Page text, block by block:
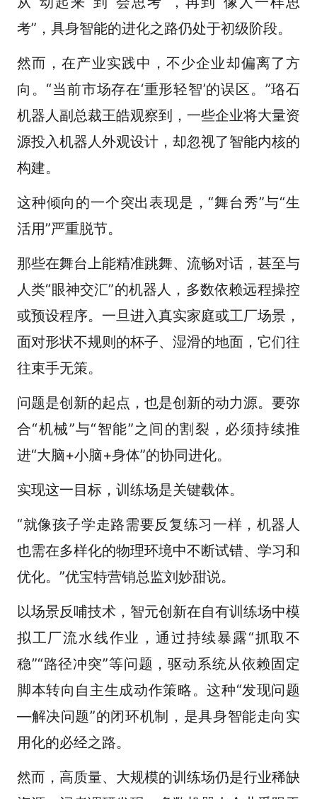
考”，具身智能的进化之路仍处于初级阶段。
然而，在产业实践中，不少企业却偏离了方
向。“当前市场存在‘重形轻智’的误区。”珞石
机器人副总裁王皓观察到，一些企业将大量资
源投入机器人外观设计，却忽视了智能内核的
构建。
这种倾向的一个突出表现是，“舞台秀”与“生
活用”严重脱节。
那些在舞台上能精准跳舞、流畅对话，甚至与
人类“眼神交汇”的机器人，多数依赖远程操控
或预设程序。一旦进入真实家庭或工厂场景，
面对形状不规则的杯子、湿滑的地面，它们往
往束手无策。
问题是创新的起点，也是创新的动力源。要弥
合“机械”与“智能”之间的割裂，必须持续推
进“大脑+小脑+身体”的协同进化。
实现这一目标，训练场是关键载体。
“就像孩子学走路需要反复练习一样，机器人
也需在多样化的物理环境中不断试错、学习和
优化。”优宝特营销总监刘妙甜说。
以场景反哺技术，智元创新在自有训练场中模
拟工厂流水线作业，通过持续暴露“抓取不
稳”“路径冲突”等问题，驱动系统从依赖固定
脚本转向自主生成动作策略。这种“发现问题
—解决问题”的闭环机制，是具身智能走向实
用化的必经之路。
然而，高质量、大规模的训练场仍是行业稀缺